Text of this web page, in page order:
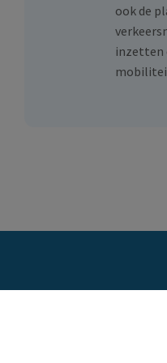
ook de
inzetten